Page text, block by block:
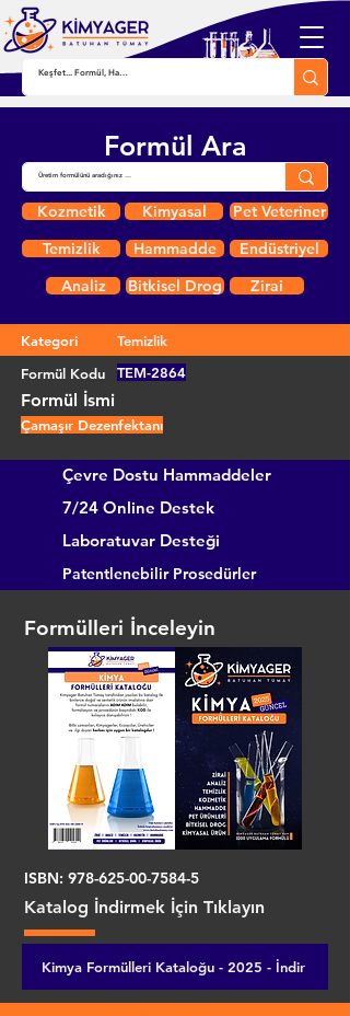
Formül Ara
Kozmetik Kimyasal
Pet Veteriner
Temizlik
Hammadde
Endüstriyel
Analiz
Bitkisel Drog Zirai
Kategori
Temizlik
Formül Kodu
TEM-2864
Formül İsmi
Çamaşır Dezenfektanı
Çevre Dostu Hammaddeler
7/24 Online Destek
Laboratuvar Desteği
Patentlenebilir Prosedürler
Formülleri İnceleyin
ISBN: 978-625-00-7584-5
Katalog İndirmek İçin Tıklayın
Kimya Formülleri Kataloğu - 2025 - İndir